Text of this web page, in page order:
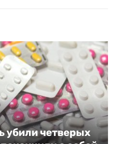
убили четверых